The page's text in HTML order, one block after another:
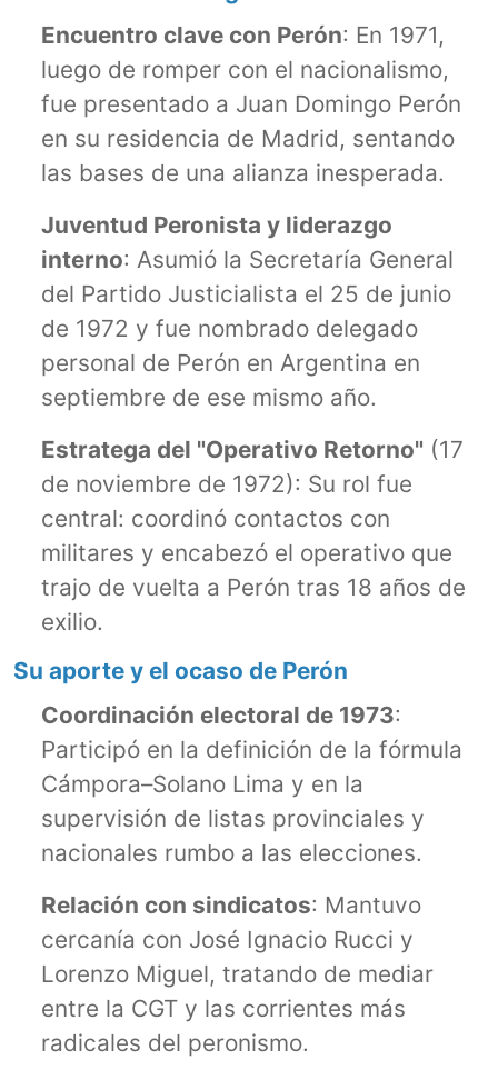
Encuentro clave con Perón: En 1971,
luego de romper con el nacionalismo,
fue presentado a Juan Domingo Perón
en su residencia de Madrid, sentando
las bases de una alianza inesperada.
Juventud Peronista y liderazgo
interno: Asumió la Secretaría General
del Partido Justicialista el 25 de junio
de 1972 y fue nombrado delegado
personal de Perón en Argentina en
septiembre de ese mismo año.
Estratega del "Operativo Retorno" (17
de noviembre de 1972): Su rol fue
central: coordinó contactos con
militares y encabezó el operativo que
trajo de vuelta a Perón tras 18 años de
exilio.
Su aporte y el ocaso de Perón
Coordinación electoral de 1973:
Participó en la definición de la fórmula
Cámpora–Solano Lima y en la
supervisión de listas provinciales y
nacionales rumbo a las elecciones.
Relación con sindicatos: Mantuvo
cercanía con José Ignacio Rucci y
Lorenzo Miguel, tratando de mediar
entre la CGT y las corrientes más
radicales del peronismo.